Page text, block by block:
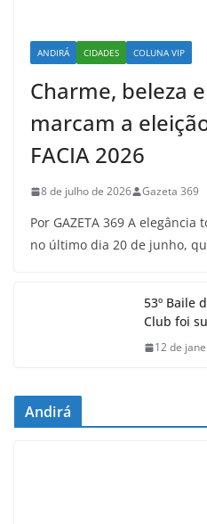
ANDIRÁ CIDADES COLUNA VIP
Charme, beleza
marcam a
FACIA 2026
8 de julho de 2026 Gazeta 369
Por GAZETA 369 A
no último dia 20 de junho,
53º Baile
Club foi
12 de
Andirá